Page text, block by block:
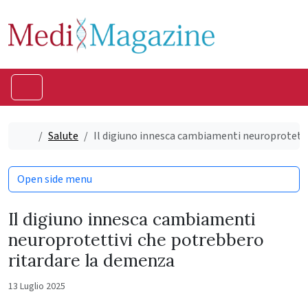
Home
Salute Il digiuno innesca cambiamenti
Il digiuno innesca cambiamenti
neuroprotettivi che potrebbero
ritardare la demenza
13 Luglio 2025
Open side menu